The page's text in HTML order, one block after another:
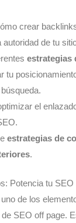
crear
autoridad de tu
estrategias
tu
el
estrategias de
.
Potencia tu SEO
de los
SEO off page.